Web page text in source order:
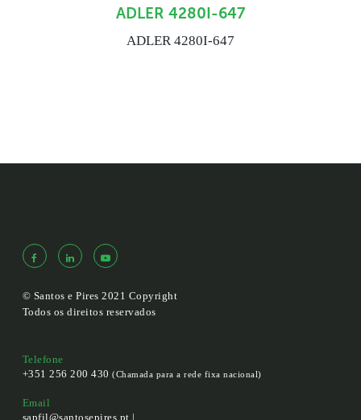
ADLER 4280I-647
ADLER 4280I-647
© Santos e Pires 2021 Copyright
Todos os direitos reservados
Telefone
+351 256 200 430(Chamada para a rede fixa nacional)
Email
sapfil@santosepires.pt |